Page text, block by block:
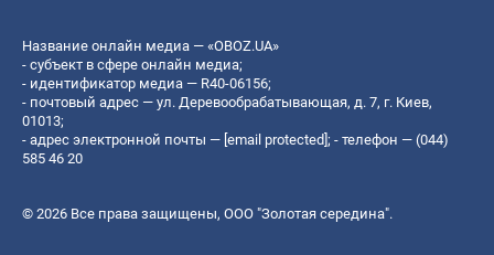
Название онлайн медиа — «OBOZ.UA»
- субъект в сфере онлайн медиа;
- идентификатор медиа — R40-06156;
- почтовый адрес — ул. Деревообрабатывающая, д. 7, г. Киев,
01013;
- адрес электронной почты — [email protected]; - телефон — (044)
585 46 20
© 2026 Все права защищены, ООО "Золотая середина".